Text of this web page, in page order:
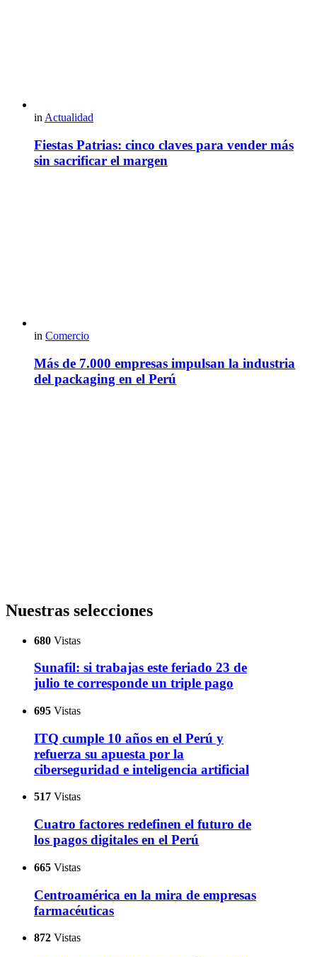
in Actualidad
Fiestas Patrias: cinco claves para vender más
sin sacrificar el margen
in Comercio
Más de 7.000 empresas impulsan la industria
del packaging en el Perú
Nuestras selecciones
680 Vistas
Sunafil: si trabajas este feriado 23 de
julio te corresponde un triple pago
695 Vistas
ITQ cumple 10 años en el Perú y
refuerza su apuesta por la
ciberseguridad e inteligencia artificial
517 Vistas
Cuatro factores redefinen el futuro de
los pagos digitales en el Perú
665 Vistas
Centroamérica en la mira de empresas
farmacéuticas
872 Vistas